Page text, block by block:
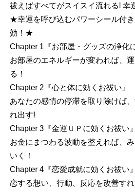
祓えばすべてがスイスイ流れる! 幸
★幸運を呼び込むパワーシール付
効！★
Chapter 1『お部屋・グッズの浄化
お部屋のエネルギーが変われば、
る！
Chapter 2『心と体に効くお祓い』
あなたの感情の停滞を取り除けば
れ出す!
Chapter 3『金運ＵＰに効くお祓い』
お金にまつわる波動を整えれば、
いく！
Chapter 4『恋愛成就に効くお祓い』
恋する想い、行動、反応を改善す